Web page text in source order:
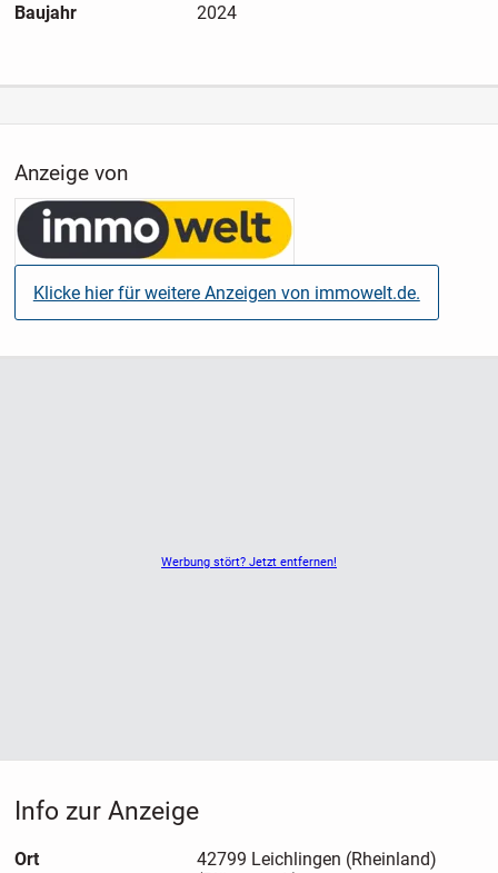
Baujahr 2024
Werbung stört? Jetzt entfernen!
Anzeige von
Klicke hier für weitere Anzeigen von immowelt.de.
Info zur Anzeige
Ort
42799 Leichlingen (Rheinland)